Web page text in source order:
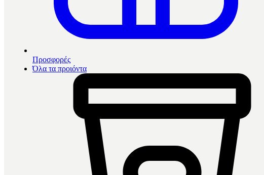
Προσφορές
Όλα τα προιόντα